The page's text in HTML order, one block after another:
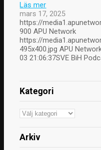
Läs mer
mars 17, 2025
https://
900 APU Network
https://
495x400.jpg APU
03 21:06:37SVE BiH
Kategori
Kategori
Arkiv